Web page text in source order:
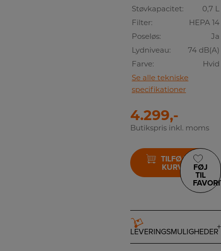
Støvkapacitet:
0,7 L
Filter:
HEPA 14
Poseløs:
Ja
Lydniveau:
74 dB(A)
Farve:
Hvid
Se alle tekniske
specifikationer
4.299,-
Butikspris inkl. moms
TILFØJ TIL
KURV
FØJ
TIL
LEVERINGSMULIGHEDER